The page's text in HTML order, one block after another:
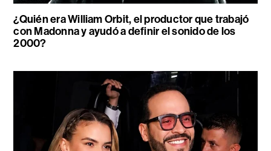
¿Quién era William Orbit, el productor que trabajó
con Madonna y ayudó a definir el sonido de los
2000?